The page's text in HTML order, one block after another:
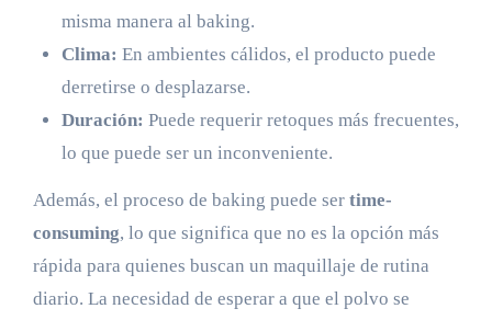
misma manera al baking.
Clima: En ambientes cálidos, el producto puede
derretirse o desplazarse.
Duración: Puede requerir retoques más frecuentes,
lo que puede ser un inconveniente.
Además, el proceso de baking puede ser time-
consuming, lo que significa que no es la opción más
rápida para quienes buscan un maquillaje de rutina
diario. La necesidad de esperar a que el polvo se